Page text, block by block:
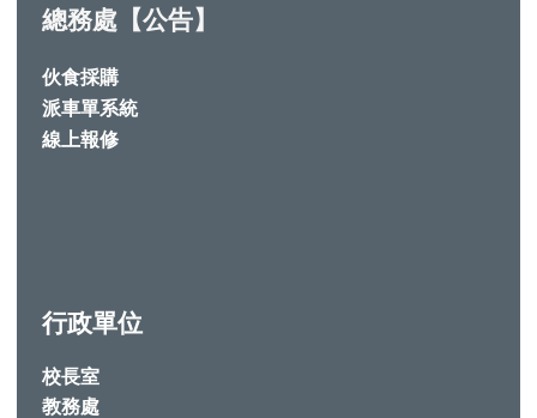
總務處【公告】
伙食採購
派車單系統
線上報修
行政單位
校長室
教務處